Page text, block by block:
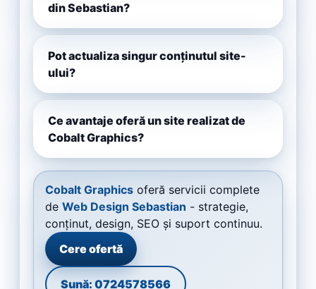
din Sebastian?
Pot actualiza singur conținutul site-
ului?
Ce avantaje oferă un site realizat de
Cobalt Graphics?
Cobalt Graphics oferă servicii complete
de Web Design Sebastian - strategie,
conținut, design, SEO și suport continuu.
Cere ofertă
Sună: 0724578566